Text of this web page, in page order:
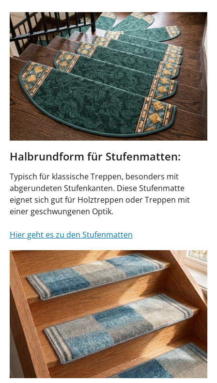
Halbrundform für Stufenmatten:
Typisch für klassische Treppen, besonders mit
abgerundeten Stufenkanten. Diese Stufenmatte
eignet sich gut für Holztreppen oder Treppen mit
einer geschwungenen Optik.
Hier geht es zu den Stufenmatten